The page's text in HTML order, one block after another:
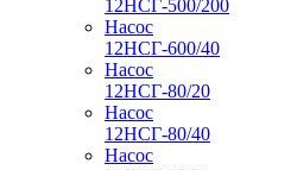
12НСГ-500/200
Насос
12НСГ-600/40
Насос
12НСГ-80/20
Насос
12НСГ-80/40
Насос